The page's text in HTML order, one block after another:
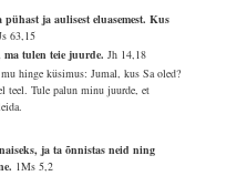
pühast ja aulisest eluasemest. Kus
63,15
ma tulen teie juurde.Jh 14,18
hinge küsimus: Jumal, kus Sa oled?
teel. Tule palun minu juurde, et
ja ta õnnistas neid ning
1Ms 5,2